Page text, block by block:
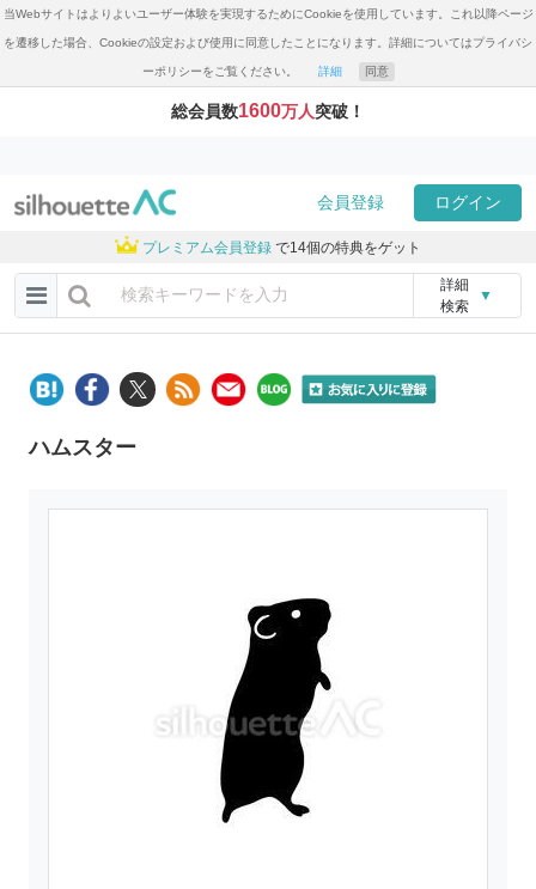
当Webサイトはよりよいユーザー体験を実現するためにCookieを使用しています。これ以降ページ
を遷移した場合、Cookieの設定および使用に同意したことになります。詳細についてはプライバシ
ーポリシーをご覧ください。 詳細 同意
総会員数1600万人突破！
会員登録 ログイン
プレミアム会員登録 で14個の特典をゲット
詳細
検索
▼
ハムスター